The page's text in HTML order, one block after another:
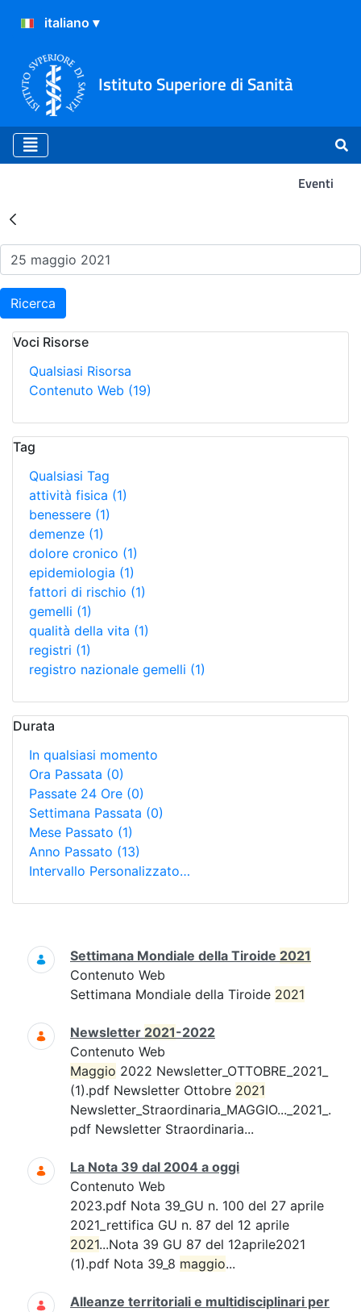
Istituto Superiore di Sanità
Eventi
Risultati della Ricerca -
Ricerca
Voci Risorse
Qualsiasi Risorsa
Contenuto Web (19)
Tag
Qualsiasi Tag
attività fisica (1)
benessere (1)
demenze (1)
dolore cronico (1)
epidemiologia (1)
fattori di rischio (1)
gemelli (1)
qualità della vita (1)
registri (1)
registro nazionale gemelli (1)
Durata
In qualsiasi momento
Ora Passata (0)
Passate 24 Ore (0)
Settimana Passata (0)
Mese Passato (1)
Anno Passato (13)
Intervallo Personalizzato…
Ricerca
Settimana Mondiale della Tiroide 2021
Contenuto Web
Settimana Mondiale della Tiroide 2021
Newsletter 2021-2022
Contenuto Web
Maggio 2022 Newsletter_OTTOBRE_2021_
(1).pdf Newsletter Ottobre 2021
Newsletter_Straordinaria_MAGGIO..._2021_.
pdf Newsletter Straordinaria...
La Nota 39 dal 2004 a oggi
Contenuto Web
2023.pdf Nota 39_GU n. 100 del 27 aprile
2021_rettifica GU n. 87 del 12 aprile
2021...Nota 39 GU 87 del 12aprile2021
(1).pdf Nota 39_8 maggio...
Alleanze territoriali e multidisciplinari per